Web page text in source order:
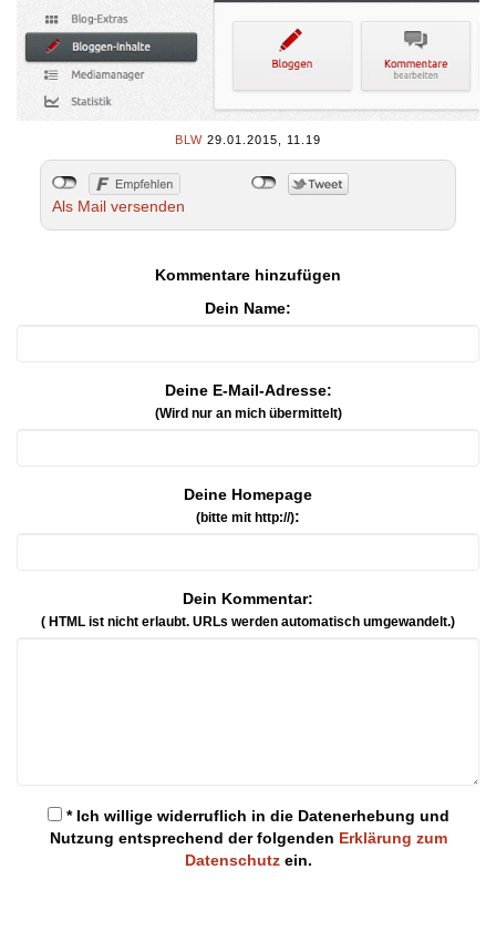
BLW 29.01.2015, 11.19
Als Mail versenden
Kommentare hinzufügen
Dein Name:
Deine E-Mail-Adresse:
(Wird nur an mich übermittelt)
Deine Homepage
(bitte mit http://):
Dein Kommentar:
( HTML ist nicht erlaubt. URLs werden automatisch umgewandelt.)
* Ich willige widerruflich in die Datenerhebung und
Nutzung entsprechend der folgenden Erklärung zum
Datenschutzein.